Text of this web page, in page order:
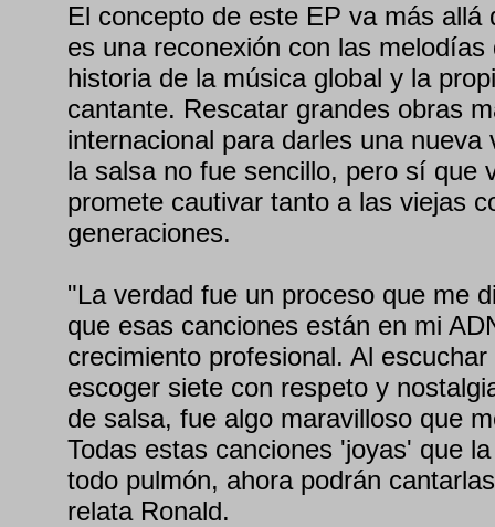
El concepto de este EP va más allá
es una reconexión con las melodías
historia de la música global y la
cantante. Rescatar grandes obras
internacional para darles una nueva
la salsa no fue sencillo, pero sí que
promete cautivar tanto a las viejas
generaciones.
"La verdad fue un proceso que me
que esas canciones están en mi
crecimiento profesional. Al
escoger siete con respeto y
de salsa, fue algo maravilloso que
Todas estas canciones 'joyas' que
todo pulmón, ahora podrán
relata Ronald.